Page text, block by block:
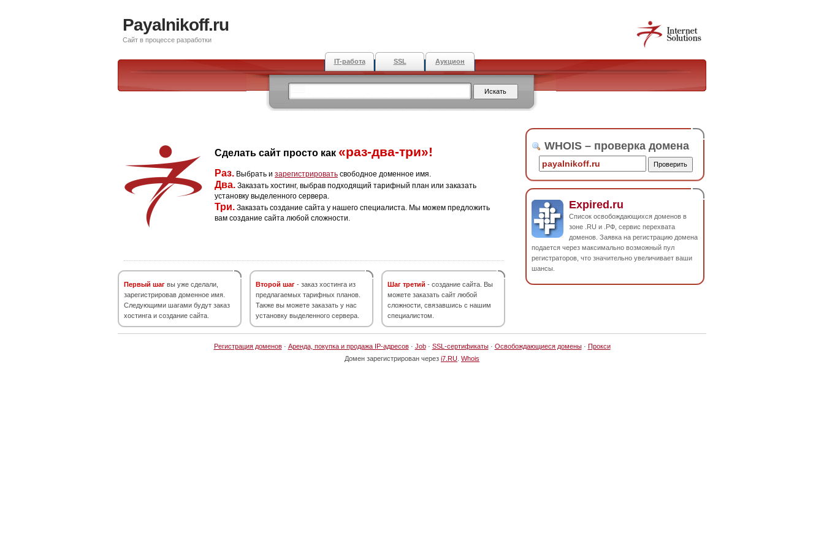
Payalnikoff.ru
Сайт в процессе разработки
IT-работа SSL Аукцион
Сделать сайт просто как «раз-два-три»!
Раз. Выбрать и зарегистрировать свободное доменное имя.
Два. Заказать хостинг, выбрав подходящий тарифный план или заказать
установку выделенного сервера.
Три. Заказать создание сайта у нашего специалиста. Мы можем предложить
вам создание сайта любой сложности.
Первый шаг вы уже сделали,
зарегистрировав доменное имя.
Следующими шагами будут заказ
хостинга и создание сайта.
Второй шаг - заказ хостинга из
предлагаемых тарифных планов.
Также вы можете заказать у нас
установку выделенного сервера.
Шаг третий - создание сайта. Вы
можете заказать сайт любой
сложности, связавшись с нашим
специалистом.
WHOIS – проверка домена
Expired.ru
Список освобождающихся доменов в
зоне .RU и .РФ, сервис перехвата
доменов. Заявка на регистрацию домена
подается через максимально возможный пул
регистраторов, что значительно увеличивает ваши
шансы.
Регистрация доменов· Аренда, покупка и продажа IP-адресов· Job· SSL-сертификаты· Освобождающиеся домены· Прокси
Домен зарегистрирован через i7.RU Whois